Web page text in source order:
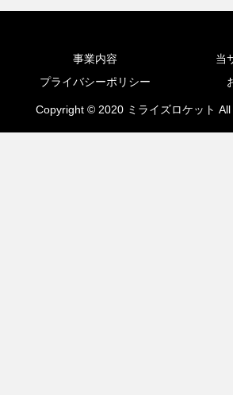
事業内容
当
プライバシーポリシー
Copyright © 2020 ミライズロケット All